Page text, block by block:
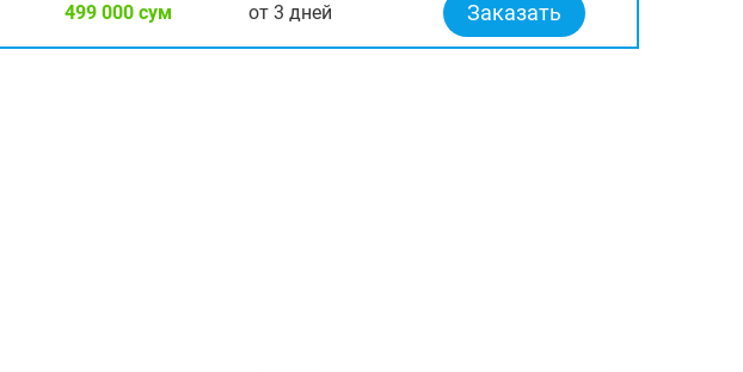
499 000 сум от 3 дней Заказать